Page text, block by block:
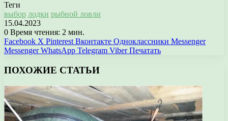
Теги
выбор лодки рыбной ловли
15.04.2023
0 Время чтения: 2 мин.
Facebook X Pinterest Вконтакте Одноклассники Messenger
Messenger WhatsApp Telegram Viber Печатать
ПОХОЖИЕ СТАТЬИ